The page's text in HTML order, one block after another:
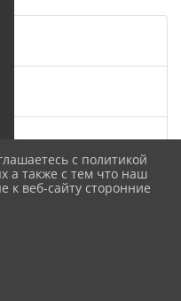
с политикой
а также с тем что наш
к веб-сайту сторонние